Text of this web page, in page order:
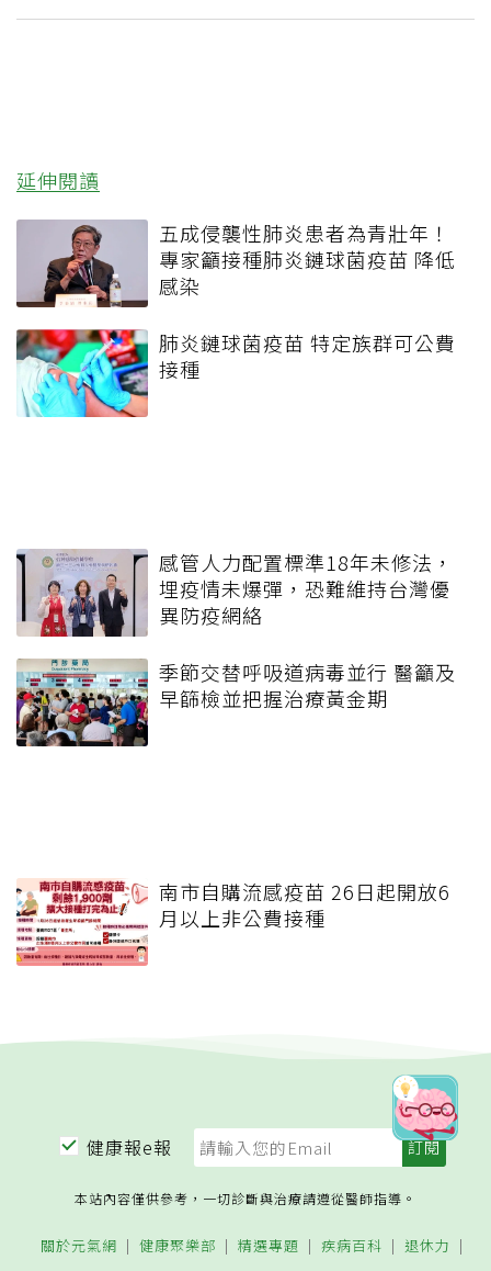
延伸閱讀
五成侵襲性肺炎患者為青壯年！
專家籲接種肺炎鏈球菌疫苗 降低
感染
肺炎鏈球菌疫苗 特定族群可公費
接種
感管人力配置標準18年未修法，
埋疫情未爆彈，恐難維持台灣優
異防疫網絡
季節交替呼吸道病毒並行 醫籲及
早篩檢並把握治療黃金期
南市自購流感疫苗 26日起開放6
月以上非公費接種
健康報e報
本站內容僅供參考，一切診斷與治療請遵從醫師指導。
關於元氣網 健康聚樂部 精選專題 疾病百科 退休力